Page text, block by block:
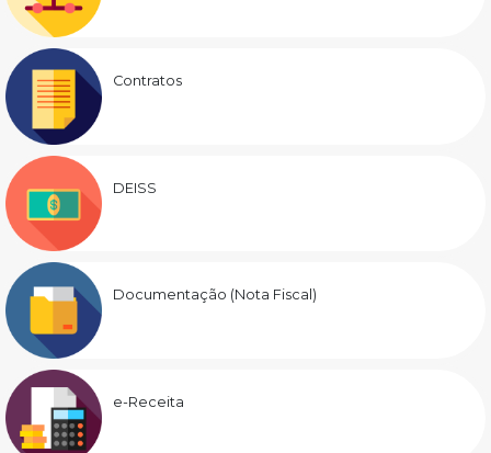
Contratos
DEISS
Documentação (Nota Fiscal)
e-Receita